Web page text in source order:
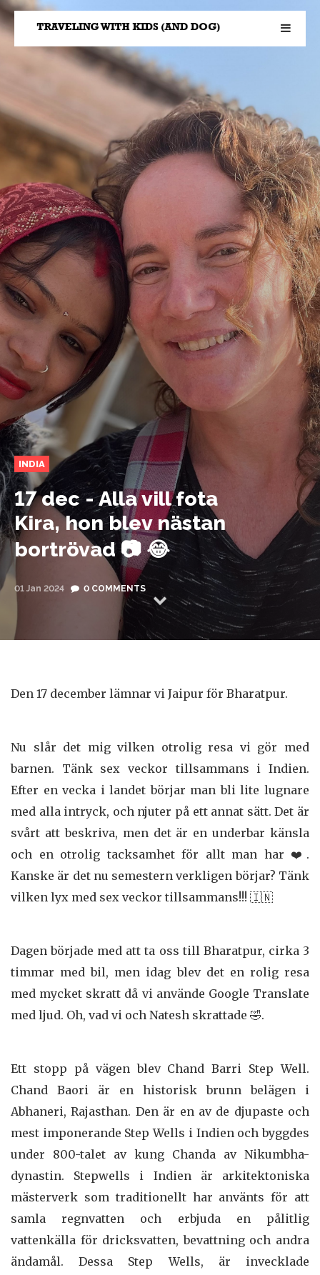
INDIA
17 dec - Alla vill fota
Kira, hon blev nästan
bortrövad 📷 😂
01 Jan 2024 0 COMMENTS
Den 17 december lämnar vi Jaipur för Bharatpur.
Nu slår det mig vilken otrolig resa vi gör med
barnen. Tänk sex veckor tillsammans i Indien.
Efter en vecka i landet börjar man bli lite lugnare
med alla intryck, och njuter på ett annat sätt. Det är
svårt att beskriva, men det är en underbar känsla
och en otrolig tacksamhet för allt man har ❤️.
Kanske är det nu semestern verkligen börjar? Tänk
vilken lyx med sex veckor tillsammans!!! 🇮🇳
Dagen började med att ta oss till Bharatpur, cirka 3
timmar med bil, men idag blev det en rolig resa
med mycket skratt då vi använde Google Translate
med ljud. Oh, vad vi och Natesh skrattade 🤣.
Ett stopp på vägen blev Chand Barri Step Well.
Chand Baori är en historisk brunn belägen i
Abhaneri, Rajasthan. Den är en av de djupaste och
mest imponerande Step Wells i Indien och byggdes
under 800-talet av kung Chanda av Nikumbha-
dynastin. Stepwells i Indien är arkitektoniska
mästerverk som traditionellt har använts för att
samla regnvatten och erbjuda en pålitlig
vattenkälla för dricksvatten, bevattning och andra
ändamål. Dessa Step Wells, är invecklade